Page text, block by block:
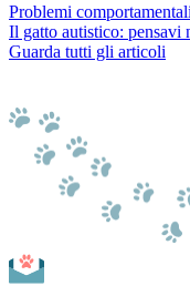
Problemi comportamentali
Il gatto autistico: pensavi
Guarda tutti gli articoli